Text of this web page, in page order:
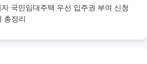
국민임대주택 우선 입주권 부여 신청
총정리